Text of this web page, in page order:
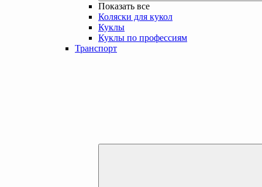
Показать все
Коляски для кукол
Куклы
Куклы по профессиям
Транспорт